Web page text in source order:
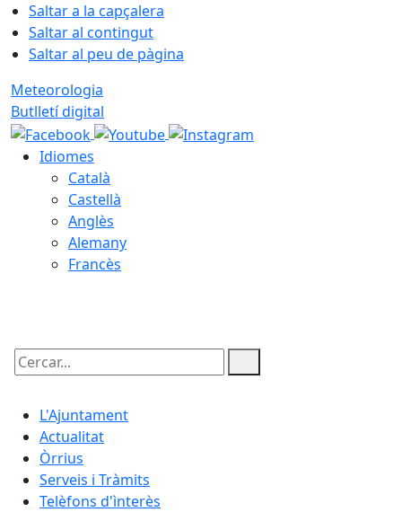
Saltar a la capçalera
Saltar al contingut
Saltar al peu de pàgina
Meteorologia
Butlletí digital
Idiomes
Català
Castellà
Anglès
Alemany
Francès
Cercar:
L'Ajuntament
Actualitat
Òrrius
Serveis i Tràmits
Telèfons d'ìnterès